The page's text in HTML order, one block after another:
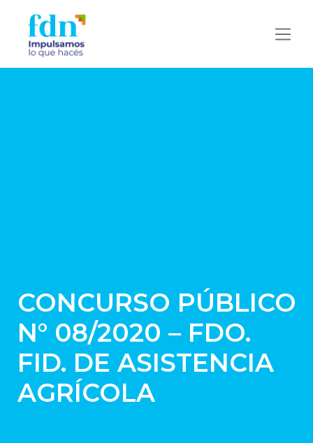
CONCURSO PÚBLICO
N° 08/2020 – FDO.
FID. DE ASISTENCIA
AGRÍCOLA